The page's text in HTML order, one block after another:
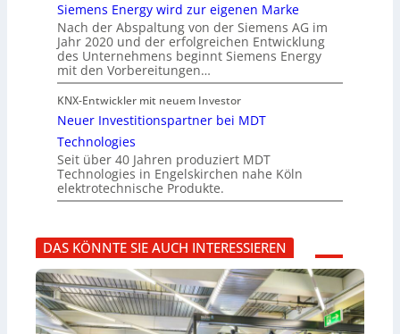
Siemens Energy wird zur eigenen Marke
Nach der Abspaltung von der Siemens AG im
Jahr 2020 und der erfolgreichen Entwicklung
des Unternehmens beginnt Siemens Energy
mit den Vorbereitungen…
KNX-Entwickler mit neuem Investor
Neuer Investitionspartner bei MDT
Technologies
Seit über 40 Jahren produziert MDT
Technologies in Engelskirchen nahe Köln
elektrotechnische Produkte.
DAS KÖNNTE SIE AUCH INTERESSIEREN